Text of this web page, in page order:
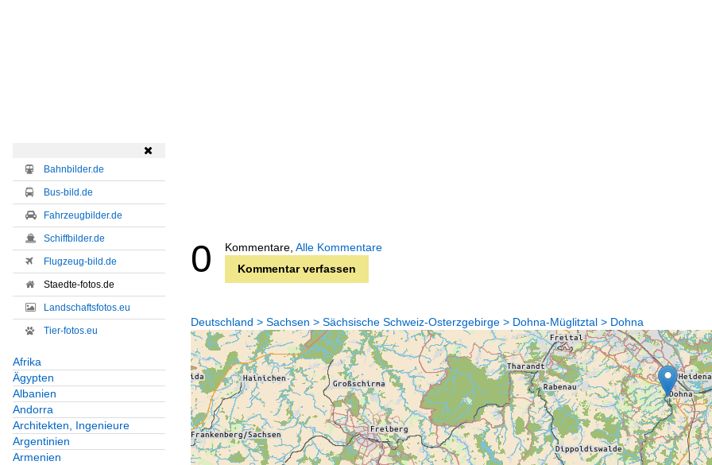

Bahnbilder.de
Bus-bild.de
Fahrzeugbilder.de
Schiffbilder.de
Flugzeug-bild.de
Staedte-fotos.de
Landschaftsfotos.eu
Tier-fotos.eu
Afrika
Ägypten
Albanien
Andorra
Architekten, Ingenieure
Argentinien
Armenien
0 Kommentare, Alle Kommentare
Kommentar verfassen
Deutschland > Sachsen > Sächsische Schweiz-Osterzgebirge > Dohna-Müglitztal > Dohna